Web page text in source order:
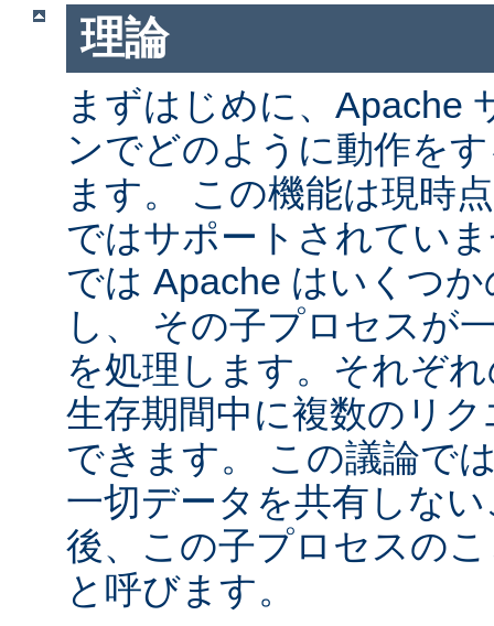
理論
まずはじめに、Apache
ンでどのように動作を
ます。 この機能は現時
ではサポートされてい
では Apache はいくつ
し、 その子プロセスが
を処理します。それぞ
生存期間中に複数のリ
できます。 この議論で
一切データを共有しな
後、この子プロセスの
と呼びます。